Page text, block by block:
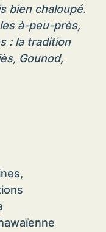
bien chaloupé.
à-peu-près,
: la tradition
Gounod,